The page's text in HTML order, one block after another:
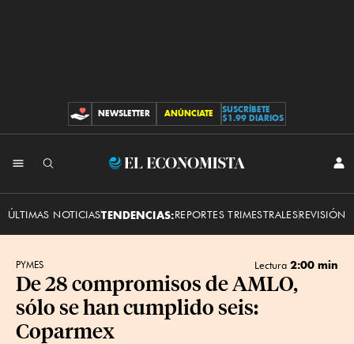
CONTRIBUCIONES
NEWSLETTER ANÚNCIATE
SUSCRÍBETE
$1.99 DIARIOS
El
ÚLTIMAS NOTICIASTENDENCIAS:REPORTES TRIMESTRALESREVISIÓN
PYMES Lectura 2:00 min
De 28 compromisos de AMLO,
sólo se han cumplido seis:
Coparmex